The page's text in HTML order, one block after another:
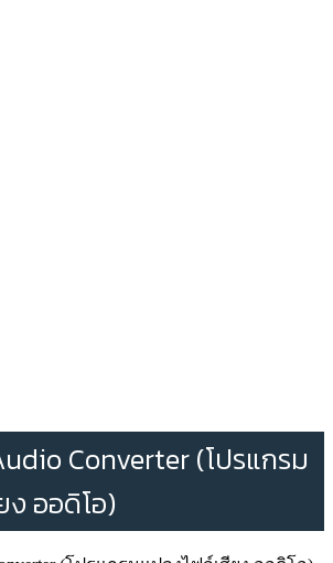
Converter (โปรแกรม
ออดิโอ)